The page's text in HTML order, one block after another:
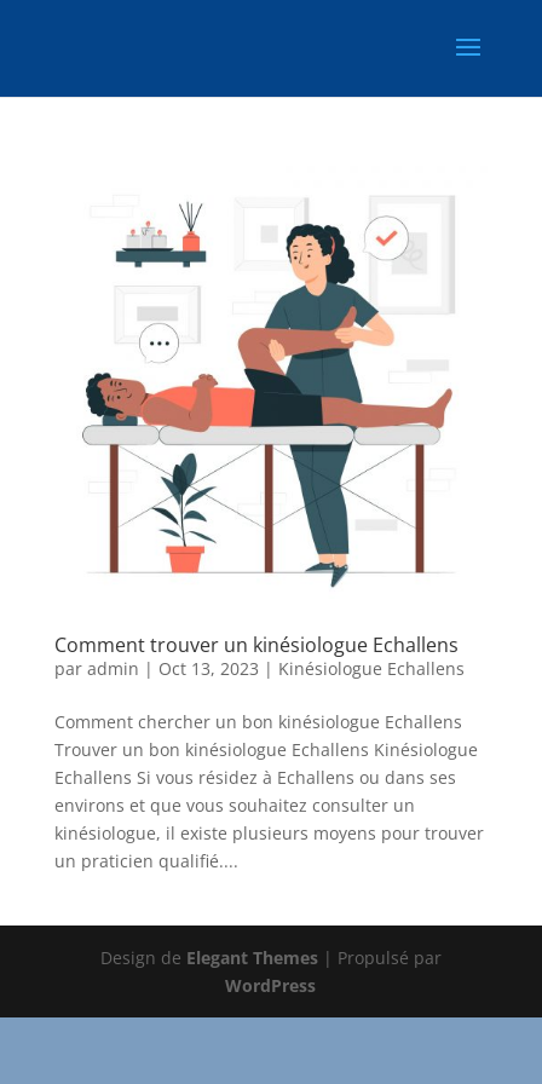
Comment trouver un kinésiologue Echallens
par admin | Oct 13, 2023 | Kinésiologue Echallens
Comment chercher un bon kinésiologue Echallens
Trouver un bon kinésiologue Echallens Kinésiologue
Echallens Si vous résidez à Echallens ou dans ses
environs et que vous souhaitez consulter un
kinésiologue, il existe plusieurs moyens pour trouver
un praticien qualifié....
Design de Elegant Themes| Propulsé par
WordPress